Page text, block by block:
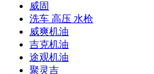
威固
洗车 高压 水枪
威爽机油
吉克机油
途观机油
聚灵吉